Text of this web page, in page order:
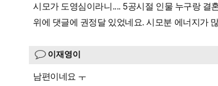
시모가 도영심이라니.... 5공시절 인물 누구랑 결
위에 댓글에 권정달 있었네요. 시모분 에너지가
이재영이
남편이네요 ㅜ